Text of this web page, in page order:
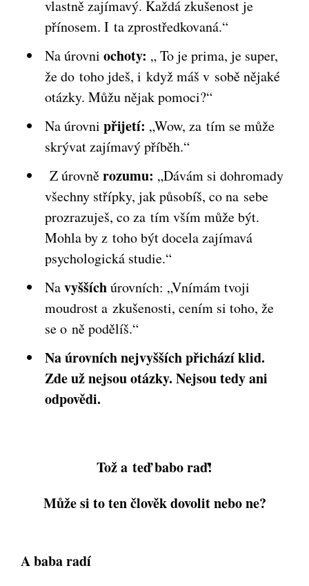
vlastně zajímavý. Každá zkušenost je
přínosem. I ta zprostředkovaná.“
Na úrovni ochoty: „ To je prima, je super,
že do toho jdeš, i když máš v sobě nějaké
otázky. Můžu nějak pomoci?“
Na úrovni přijetí: „Wow, za tím se může
skrývat zajímavý příběh.“
Z úrovněrozumu: „Dávám si dohromady
všechny střípky, jak působíš, co na sebe
prozrazuješ, co za tím vším může být.
Mohla by z toho být docela zajímavá
psychologická studie.“
Navyššíchúrovních: „Vnímám tvoji
moudrost a zkušenosti, cením si toho, že
se o ně podělíš.“
Na úrovních nejvyšších přichází klid.
Zde už nejsou otázky. Nejsou tedy ani
odpovědi.
Tož a teď babo raď!
Může si to ten člověk dovolit nebo ne?
A baba radí